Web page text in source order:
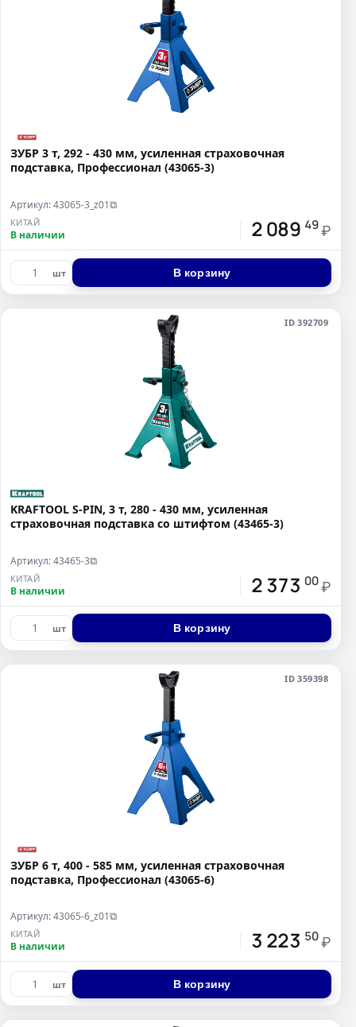
ЗУБР 3 т, 292 - 430 мм, усиленная страховочная
подставка, Профессионал (43065-3)
Артикул: 43065-3_z01⧉
КИТАЙ
В наличии 2 089 49 ₽
шт В корзину
ID 392709
KRAFTOOL S-PIN, 3 т, 280 - 430 мм, усиленная
страховочная подставка со штифтом (43465-3)
Артикул: 43465-3⧉
КИТАЙ
В наличии 2 373 00 ₽
шт В корзину
ID 359398
ЗУБР 6 т, 400 - 585 мм, усиленная страховочная
подставка, Профессионал (43065-6)
Артикул: 43065-6_z01⧉
КИТАЙ
В наличии 3 223 50 ₽
шт В корзину